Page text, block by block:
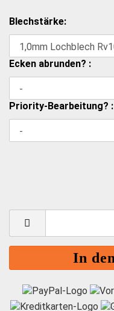
Blechstärke:
Ecken abrunden? :
Priority-Bearbeitung? :